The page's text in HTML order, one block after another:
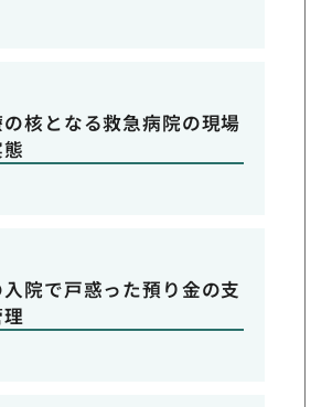
核となる救急病院の現場
院で戸惑った預り金の支